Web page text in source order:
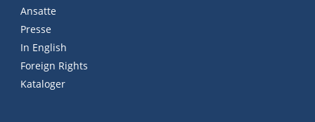
Ansatte
Presse
In English
Foreign Rights
Kataloger